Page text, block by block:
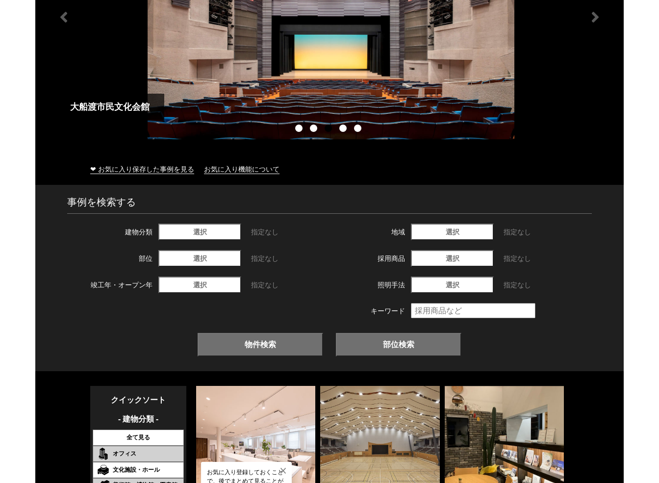
大船渡市民文化会館
❤ お気に入り保存した事例を見る お気に入り機能について
事例を検索する
建物分類 選択 指定なし 地域 選択 指定なし
部位 選択 指定なし 採用商品 選択 指定なし
竣工年・ オープン年 選択 指定なし 照明手法 選択 指定なし
キーワード
物件検索 部位検索
クイックソート
- 建物分類 -
全て見る
オフィス
文化施設・ホール
お気に入り登録しておくこと
で、後でまとめて見ることが